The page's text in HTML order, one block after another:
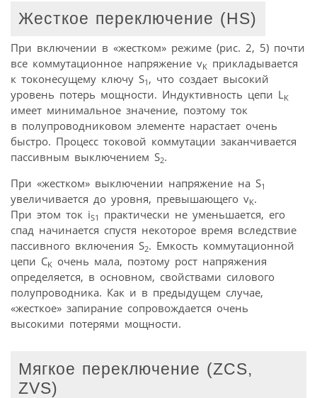
Жесткое переключение (HS)
При включении в «жестком» режиме (рис. 2, 5) почти
все коммутационное напряжение vK прикладывается
к токонесущему ключу S1 , что создает высокий
уровень потерь мощности. Индуктивность цепи L K
имеет минимальное значение, поэтому ток
в полупроводниковом элементе нарастает очень
быстро. Процесс токовой коммутации заканчивается
пассивным выключением S2.
При «жестком» выключении напряжение на S1
увеличивается до уровня, превышающего vK.
При этом ток iS1
практически не уменьшается, его
спад начинается спустя некоторое время вследствие
пассивного включения S2. Емкость коммутационной
цепи CK очень мала, поэтому рост напряжения
определяется, в основном, свойствами силового
полупроводника. Как и в предыдущем случае,
«жесткое» запирание сопровождается очень
высокими потерями мощности.
Мягкое переключение (ZCS,
ZVS)